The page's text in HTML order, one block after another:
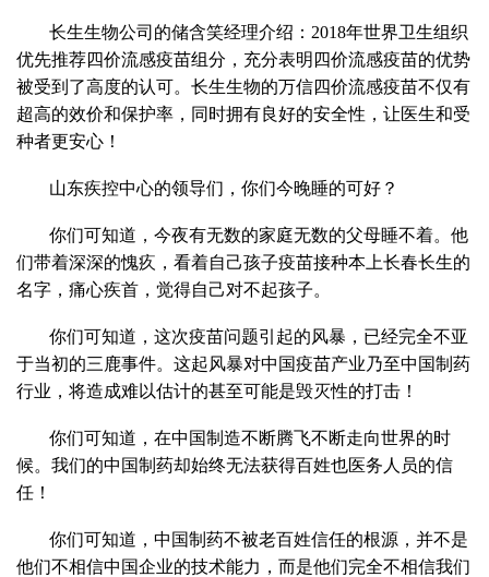
长生生物公司的储含笑经理介绍：2018年世界卫生组织
优先推荐四价流感疫苗组分，充分表明四价流感疫苗的优势
被受到了高度的认可。长生生物的万信四价流感疫苗不仅有
超高的效价和保护率，同时拥有良好的安全性，让医生和受
种者更安心！
山东疾控中心的领导们，你们今晚睡的可好？
你们可知道，今夜有无数的家庭无数的父母睡不着。他
们带着深深的愧疚，看着自己孩子疫苗接种本上长春长生的
名字，痛心疾首，觉得自己对不起孩子。
你们可知道，这次疫苗问题引起的风暴，已经完全不亚
于当初的三鹿事件。这起风暴对中国疫苗产业乃至中国制药
行业，将造成难以估计的甚至可能是毁灭性的打击！
你们可知道，在中国制造不断腾飞不断走向世界的时
候。我们的中国制药却始终无法获得百姓也医务人员的信
任！
你们可知道，中国制药不被老百姓信任的根源，并不是
他们不相信中国企业的技术能力，而是他们完全不相信我们